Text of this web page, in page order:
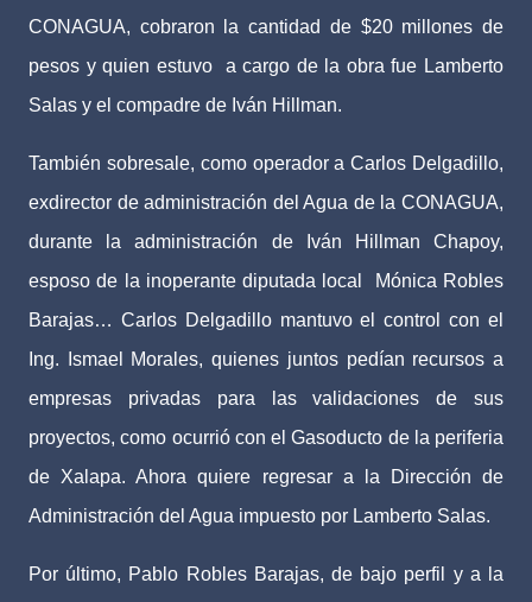
CONAGUA, cobraron la cantidad de $20 millones de
pesos y quien estuvo
a cargo de la obra fue Lamberto
Salas y el compadre de Iván Hillman.
También sobresale, como operador a Carlos Delgadillo,
exdirector de administración del Agua de la CONAGUA,
durante la administración de Iván Hillman Chapoy,
esposo de la inoperante diputada local
Mónica Robles
Barajas… Carlos Delgadillo mantuvo el control con el
Ing. Ismael Morales, quienes juntos pedían recursos a
empresas privadas para las validaciones de sus
proyectos, como ocurrió con el Gasoducto de la periferia
de Xalapa. Ahora quiere regresar a la Dirección de
Administración del Agua impuesto por Lamberto Salas.
Por último, Pablo Robles Barajas, de bajo perfil y a la